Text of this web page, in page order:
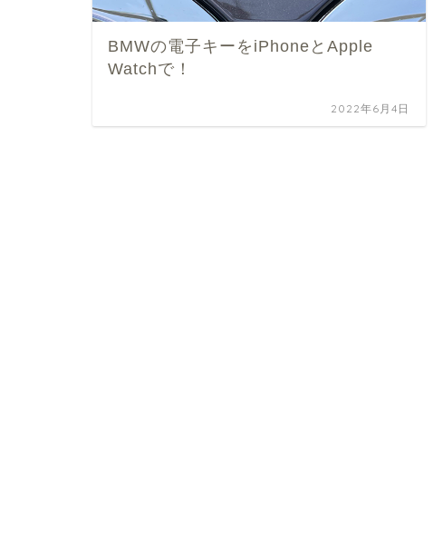
BMWの電子キーをiPhoneとApple
Watchで！
2022年6月4日